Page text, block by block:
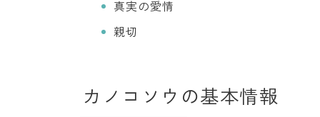
真実の愛情
親切
カノコソウの基本情報